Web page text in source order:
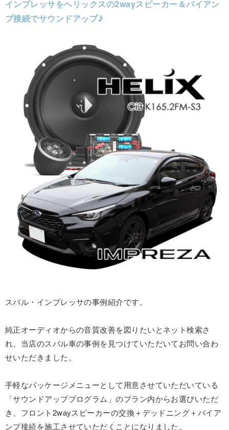
インプレッサをヘリックスの2wayスピーカー＆バイアン
プ接続でサウンドアップ♪
スバル・インプレッサの事例紹介です。
純正オーディオからの音質改善を図りたいとネット検索さ
れ、当店のスバル車の事例を見つけていただいてお問い合わ
せいただきました。
手軽なパッケージメニューとして用意させていただいている
「サウンドアッププログラム」のプラン内からお選びいただ
き、フロント2wayスピーカーの交換＋デッドニング＋バイア
ンプ接続を施工させていただくことになりました。